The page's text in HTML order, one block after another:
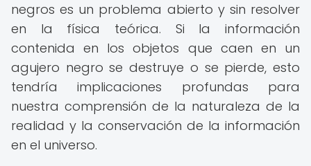
negros es un problema abierto y sin resolver
en la física teórica. Si la información
contenida en los objetos que caen en un
agujero negro se destruye o se pierde, esto
tendría implicaciones profundas para
nuestra comprensión de la naturaleza de la
realidad y la conservación de la información
en el universo.